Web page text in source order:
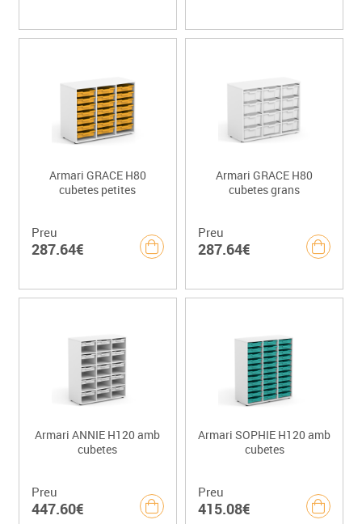
Armari GRACE H80
cubetes petites
Preu
287.64€
Armari GRACE H80
cubetes grans
Preu
287.64€
Armari ANNIE H120 amb
cubetes
Preu
447.60€
Armari SOPHIE H120 amb
cubetes
Preu
415.08€